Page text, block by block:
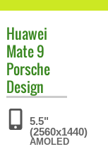
Huawei
Mate 9
Porsche
Design
5.5"
(2560x1440)
AMOLED